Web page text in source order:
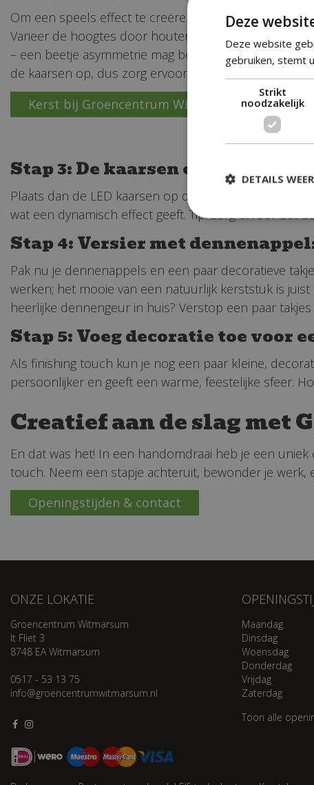
Om een speels effect te creëren, leg je nu de houten
Varieer de hoogtes door houten schijven van
– een beetje asymmetrie mag best, dat geeft juist
de kaarsen op, dus zorg ervoor dat ze stabiel liggen.
Kerst bij Groencentrum Witmarsum
Stap 3: De kaarsen erop!
Plaats dan de LED kaarsen op de houten schijven.
wat een dynamisch effect geeft. Tip: zorg ervoor dat
Stap 4: Versier met
Pak nu je dennenappels en een paar decoratieve
werken; het mooie van een natuurlijk kerststuk is
heerlijke dennengeur in huis? Verstop een paar
Stap 5: Voeg decoratie toe voor
Als finishing touch kun je nog een paar kleine,
persoonlijker en geeft een warme, feestelijke sfeer.
Creatief aan de slag met
En dat was het! In een handomdraai heb je een
touch. Neem een stapje achteruit, bewonder je
Openingstijden & contact
ONZE LOKATIE
Groencentrum Witmarsum
It Fliet 3
8748 EA Witmarsum
0517 - 53 13 75
info@groencentrumwitmarsum.nl
Maandag
Dinsdag
Woensdag
Donderdag
Vrijdag
Zaterdag
Toon alle
Deze
Deze website
gebruiken, stemt
Strikt
noodzakelijk
DETAILS